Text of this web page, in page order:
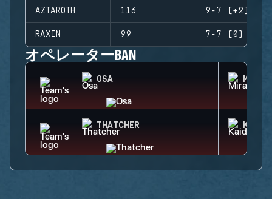
AZTAROTH 116 9-7 (+2)
RAXIN 99 7-7 (0)
オペレーターBAN
OSA MIRA
THATCHER KAID